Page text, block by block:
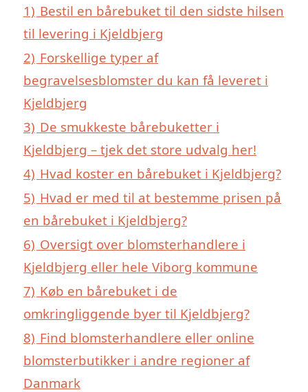
1) Bestil en bårebuket til den sidste hilsen
til levering i Kjeldbjerg
2) Forskellige typer af
begravelsesblomster du kan få leveret i
Kjeldbjerg
3) De smukkeste bårebuketter i
Kjeldbjerg – tjek det store udvalg her!
4) Hvad koster en bårebuket i Kjeldbjerg?
5) Hvad er med til at bestemme prisen på
en bårebuket i Kjeldbjerg?
6) Oversigt over blomsterhandlere i
Kjeldbjerg eller hele Viborg kommune
7) Køb en bårebuket i de
omkringliggende byer til Kjeldbjerg?
8) Find blomsterhandlere eller online
blomsterbutikker i andre regioner af
Danmark